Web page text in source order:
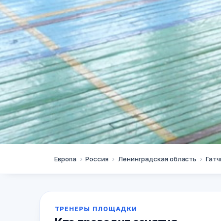
ДФК ПИЯФ
8 (81371) 3-52-39
Европа › Россия › Ленинградская область ›
ТРЕНЕРЫ ПЛОЩАДКИ